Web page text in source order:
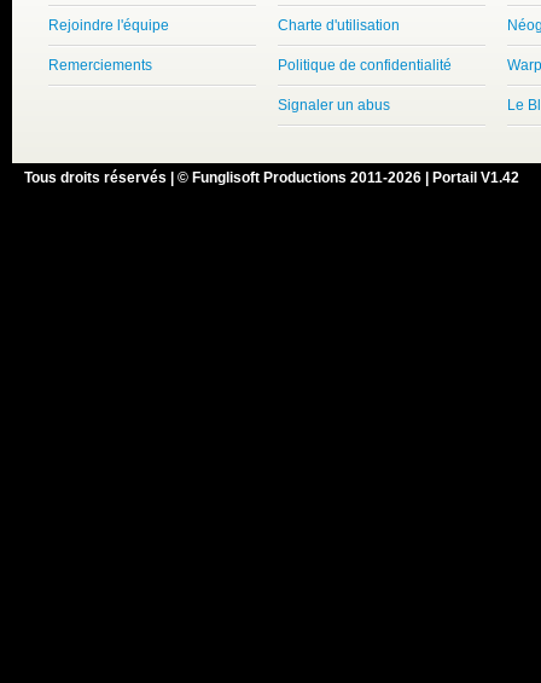
Rejoindre l'équipe
Remerciements
Charte d'utilisation
Politique de confidentialité
Signaler un abus Le
Tous droits réservés | © Funglisoft Productions 2011-2026 | Portail V1.42